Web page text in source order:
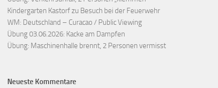
Kindergarten Kastorf zu Besuch bei der Feuerwehr
WM: Deutschland – Curacao / Public Viewing
Übung 03.06.2026: Kacke am Dampfen
Übung: Maschinenhalle brennt, 2 Personen vermisst
Neueste Kommentare